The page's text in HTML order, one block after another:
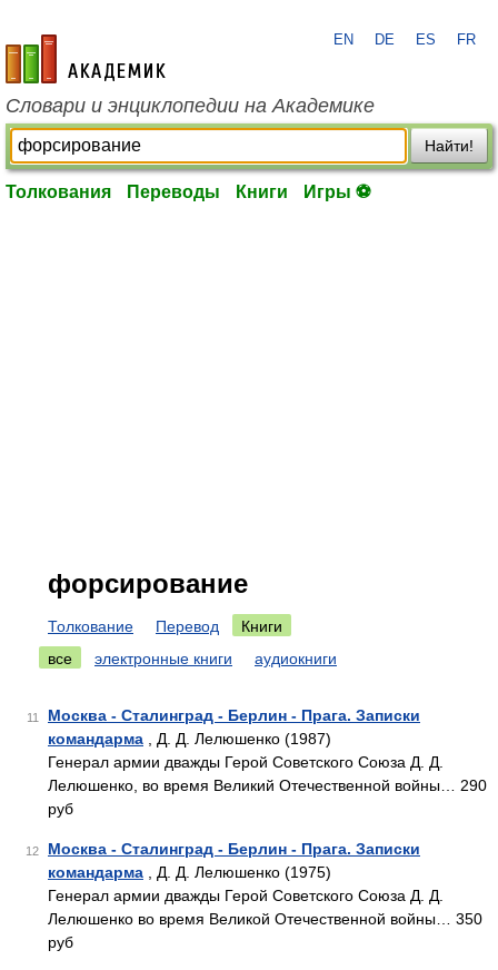
academic.ru
EN DE ES FR
Словари и энциклопедии на Академике
Найти!
Толкования Переводы Книги Игры ⚽
форсирование
Толкование Перевод
Книги
все
электронные книги аудиокниги
11
Москва - Сталинград - Берлин - Прага. Записки
командарма , Д. Д. Лелюшенко (1987)
Генерал армии дважды Герой Советского Союза Д. Д.
Лелюшенко, во время Великий Отечественной войны… 290
руб
12
Москва - Сталинград - Берлин - Прага. Записки
командарма , Д. Д. Лелюшенко (1975)
Генерал армии дважды Герой Советского Союза Д. Д.
Лелюшенко во время Великой Отечественной войны… 350
руб